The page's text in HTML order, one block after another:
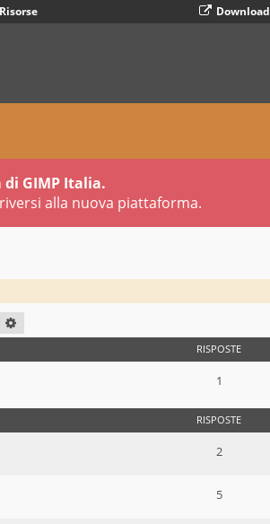
Risorse Download
GIMP Italia.
alla nuova piattaforma.
CERCA
RISPOSTE
1
RISPOSTE
2
5